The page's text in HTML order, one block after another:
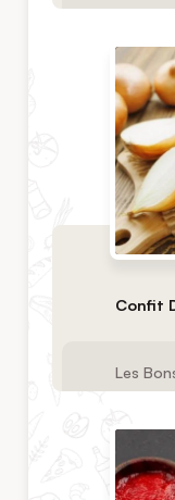
Confit
Les